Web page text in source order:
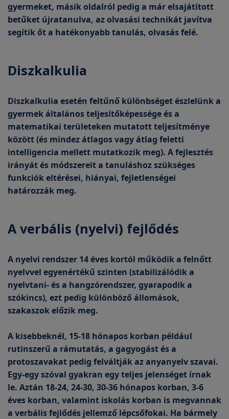
gyermeket, másik oldalról pedig a már elsajátított
betűket újratanulva, az olvasási technikát javítva
segítik őt a hatékonyabb tanulás, olvasás felé.
Diszkalkulia
Diszkalkulia esetén feltűnő különbséget észlelünk a
gyermek általános teljesítőképessége és a
matematikai területeken mutatott teljesítménye
között (és mindez átlagos vagy átlag feletti
intelligencia mellett mutatkozik meg). A fejlesztés
irányát és módszereit a tanuláshoz szükséges
funkciók eltérései, hiányai, fejletlenségei
határozzák meg.
A verbális (nyelvi) fejlődés
A nyelvi rendszer 14 éves kortól működik a felnőtt
nyelvvel egyenértékű szinten (stabilizálódik a
nyelvtani- és a hangzórendszer, gyarapodik a
szókincs), ezt pedig különböző állomások,
szakaszok előzik meg.
A kisebbeknél, 15-18 hónapos korban például
rutinszerű a rámutatás, a gagyogást és a
protoszavakat pedig felváltják az anyanyelv szavai.
Egy-egy szóval gyakran egy teljes jelenséget írnak
le. Aztán 18-24, 24-30, 30-36 hónapos korban, 3-6
éves korban, valamint iskolás korban is megvannak
a verbális fejlődés jellemző lépcsőfokai. Ha bármely